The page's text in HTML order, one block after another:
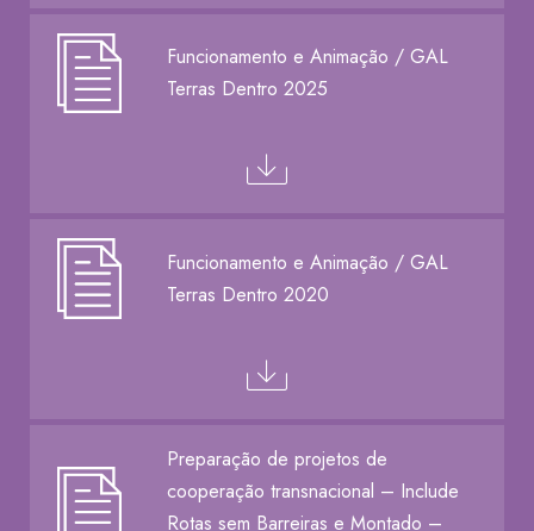
Funcionamento e Animação / GAL
Terras Dentro 2025
Funcionamento e Animação / GAL
Terras Dentro 2020
Preparação de projetos de
cooperação transnacional – Include
Rotas sem Barreiras e Montado –